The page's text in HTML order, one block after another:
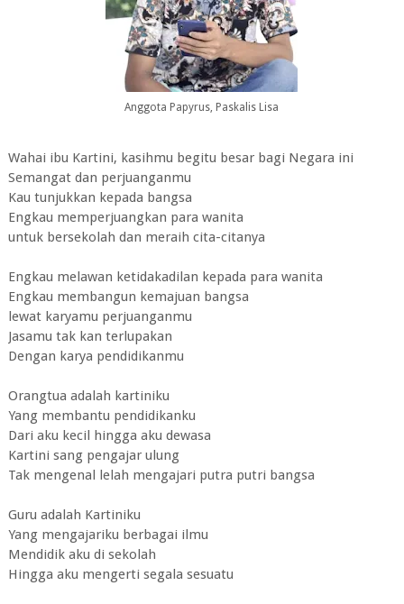
Anggota Papyrus, Paskalis Lisa
Wahai ibu Kartini, kasihmu begitu besar bagi Negara ini
Semangat dan perjuanganmu
Kau tunjukkan kepada bangsa
Engkau memperjuangkan para wanita
untuk bersekolah dan meraih cita-citanya
Engkau melawan ketidakadilan kepada para wanita
Engkau membangun kemajuan bangsa
lewat karyamu perjuanganmu
Jasamu tak kan terlupakan
Dengan karya pendidikanmu
Orangtua adalah kartiniku
Yang membantu pendidikanku
Dari aku kecil hingga aku dewasa
Kartini sang pengajar ulung
Tak mengenal lelah mengajari putra putri bangsa
Guru adalah Kartiniku
Yang mengajariku berbagai ilmu
Mendidik aku di sekolah
Hingga aku mengerti segala sesuatu